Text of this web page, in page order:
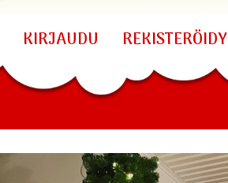
KIRJAUDU REKISTERÖIDY